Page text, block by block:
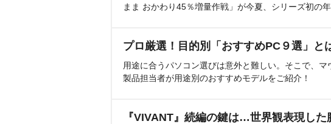
まま おかわり45％増量作戦」が今夏、シリーズ初の年
プロ厳選！目的別「おすすめPC９選」と
用途に合うパソコン選びは意外と難しい。そこで、
製品担当者が用途別のおすすめモデルをご紹介！
『VIVANT』続編の鍵は…世界観表現した